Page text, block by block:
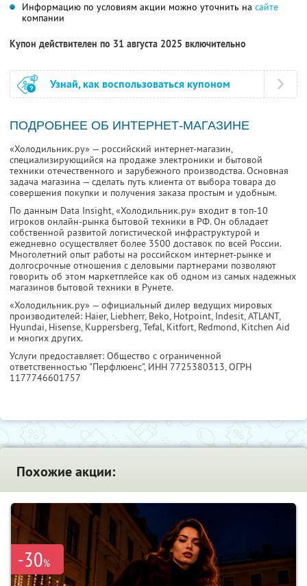
Информацию по условиям акции можно уточнить на сайте
компании
Купон действителен по 31 августа 2025 включительно
Узнай, как воспользоваться купоном
ПОДРОБНЕЕ ОБ ИНТЕРНЕТ-МАГАЗИНЕ
«Холодильник.ру» — российский интернет-магазин,
специализирующийся на продаже электроники и бытовой
техники отечественного и зарубежного производства. Основная
задача магазина — сделать путь клиента от выбора товара до
совершения покупки и получения заказа простым и удобным.
По данным Data Insight, «Холодильник.ру» входит в топ-10
игроков онлайн-рынка бытовой техники в РФ. Он обладает
собственной развитой логистической инфраструктурой и
ежедневно осуществляет более 3500 доставок по всей России.
Многолетний опыт работы на российском интернет-рынке и
долгосрочные отношения с деловыми партнерами позволяют
говорить об этом маркетплейсе как об одном из самых надежных
магазинов бытовой техники в Рунете.
«Холодильник.ру» — официальный дилер ведущих мировых
производителей: Haier, Liebherr, Beko, Hotpoint, Indesit, ATLANT,
Hyundai, Hisense, Kuppersberg, Tefal, Kitfort, Redmond, Kitchen Aid
и многих других.
Услуги предоставляет: Общество с ограниченной
ответственностью "Перфлюенс", ИНН 7725380313, ОГРН
1177746601757
Похожие акции:
-30%